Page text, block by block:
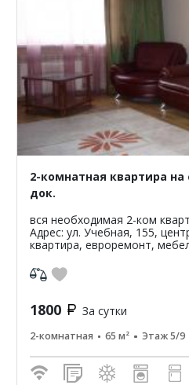
2-комнатная квартира на
док.
вся необходимая 2-ком квартира посуточно в Омске.
Адрес: ул. Учебная, 155,
квартира, евроремонт,
1800 За сутки
2-комнатная 65 м² Этаж 5/9